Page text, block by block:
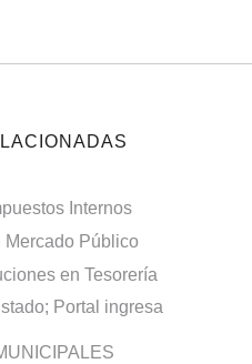
Internos
Mercado Público
en Tesorería
Portal ingresa